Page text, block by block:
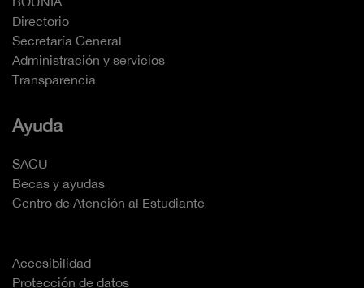
Directorio
Secretaría General
Administración y servicios
Transparencia
Ayuda
SACU
Becas y ayudas
Centro de Atención al Estudiante
Accesibilidad
Protección de datos